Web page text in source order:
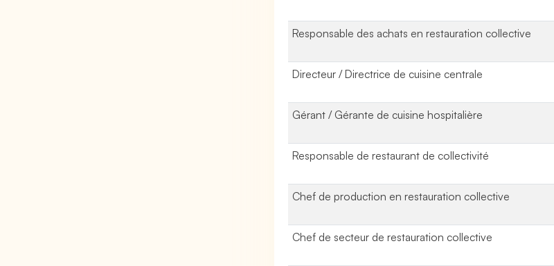
Responsable des achats en restauration collective
Directeur / Directrice de cuisine centrale
Gérant / Gérante de cuisine hospitalière
Responsable de restaurant de collectivité
Chef de production en restauration collective
Chef de secteur de restauration collective